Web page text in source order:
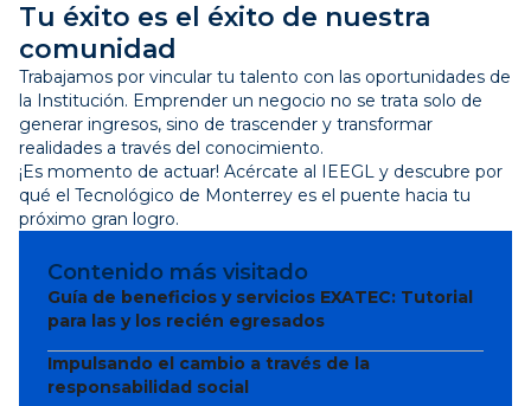
Tu éxito es el éxito de nuestra
comunidad
Trabajamos por vincular tu talento con las oportunidades de
la Institución. Emprender un negocio no se trata solo de
generar ingresos, sino de trascender y transformar
realidades a través del conocimiento.
¡Es momento de actuar! Acércate al IEEGL y descubre por
qué el Tecnológico de Monterrey es el puente hacia tu
próximo gran logro.
Contenido más visitado
Guía de beneficios y servicios EXATEC: Tutorial
para las y los recién egresados
Impulsando el cambio a través de la
responsabilidad social